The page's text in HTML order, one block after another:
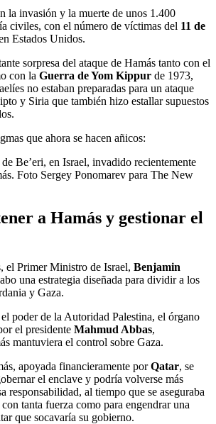
la invasión y la muerte de unos 1.400
civiles, con el número de víctimas del 11 de
Estados Unidos.
sorpresa del ataque de Hamás tanto con el
con la Guerra de Yom Kippur de 1973,
no estaban preparadas para un ataque
y Siria que también hizo estallar supuestos
que ahora se hacen añicos:
Be’eri, en Israel, invadido recientemente
Foto Sergey Ponomarev para The New
a Hamás y gestionar el
el Primer Ministro de Israel, Benjamin
una estrategia diseñada para dividir a los
y Gaza.
poder de la Autoridad Palestina, el órgano
el presidente Mahmud Abbas,
mantuviera el control sobre Gaza.
apoyada financieramente porQatar, se
el enclave y podría volverse más
responsabilidad, al tiempo que se aseguraba
tanta fuerza como para engendrar una
que socavaría su gobierno.